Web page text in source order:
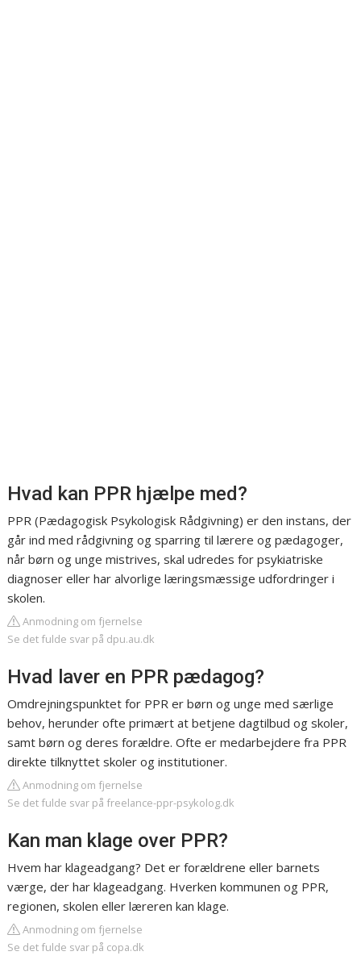
Hvad kan PPR hjælpe med?
PPR (Pædagogisk Psykologisk Rådgivning) er den instans, der
går ind med rådgivning og sparring til lærere og pædagoger,
når børn og unge mistrives, skal udredes for psykiatriske
diagnoser eller har alvorlige læringsmæssige udfordringer i
skolen.
Anmodning om fjernelse
Se det fulde svar på dpu.au.dk
Hvad laver en PPR pædagog?
Omdrejningspunktet for PPR er børn og unge med særlige
behov, herunder ofte primært at betjene dagtilbud og skoler,
samt børn og deres forældre. Ofte er medarbejdere fra PPR
direkte tilknyttet skoler og institutioner.
Anmodning om fjernelse
Se det fulde svar på freelance-ppr-psykolog.dk
Kan man klage over PPR?
Hvem har klageadgang? Det er forældrene eller barnets
værge, der har klageadgang. Hverken kommunen og PPR,
regionen, skolen eller læreren kan klage.
Anmodning om fjernelse
Se det fulde svar på copa.dk